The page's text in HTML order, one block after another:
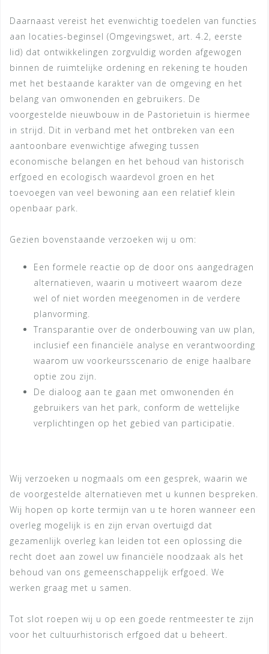
Daarnaast vereist het evenwichtig toedelen van functies
aan locaties-beginsel (Omgevingswet, art. 4.2, eerste
lid) dat ontwikkelingen zorgvuldig worden afgewogen
binnen de ruimtelijke ordening en rekening te houden
met het bestaande karakter van de omgeving en het
belang van omwonenden en gebruikers. De
voorgestelde nieuwbouw in de Pastorietuin is hiermee
in strijd. Dit in verband met het ontbreken van een
aantoonbare evenwichtige afweging tussen
economische belangen en het behoud van historisch
erfgoed en ecologisch waardevol groen en het
toevoegen van veel bewoning aan een relatief klein
openbaar park.
Gezien bovenstaande verzoeken wij u om:
Een formele reactie op de door ons aangedragen
alternatieven, waarin u motiveert waarom deze
wel of niet worden meegenomen in de verdere
planvorming.
Transparantie over de onderbouwing van uw plan,
inclusief een financiële analyse en verantwoording
waarom uw voorkeursscenario de enige haalbare
optie zou zijn.
De dialoog aan te gaan met omwonenden én
gebruikers van het park, conform de wettelijke
verplichtingen op het gebied van participatie.
Wij verzoeken u nogmaals om een gesprek, waarin we
de voorgestelde alternatieven met u kunnen bespreken.
Wij hopen op korte termijn van u te horen wanneer een
overleg mogelijk is en zijn ervan overtuigd dat
gezamenlijk overleg kan leiden tot een oplossing die
recht doet aan zowel uw financiële noodzaak als het
behoud van ons gemeenschappelijk erfgoed. We
werken graag met u samen.
Tot slot roepen wij u op een goede rentmeester te zijn
voor het cultuurhistorisch erfgoed dat u beheert.